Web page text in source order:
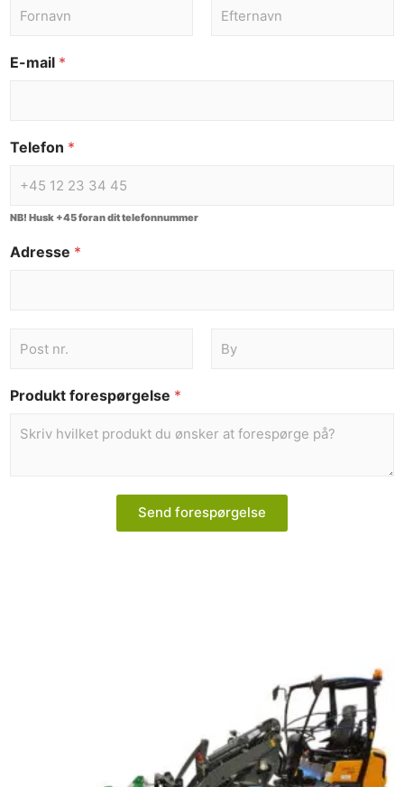
E-mail *
Telefon *
NB! Husk +45 foran dit telefonnummer
Adresse *
Produkt forespørgelse *
Send forespørgelse